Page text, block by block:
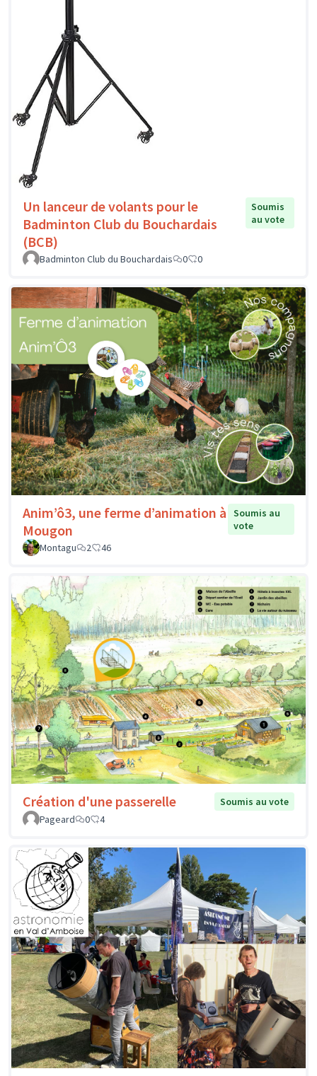
Un lanceur de volants pour le
Badminton Club du Bouchardais
(BCB)
Soumis
au vote
Badminton Club du Bouchardais 0 0
Anim’ô3, une ferme d’animation à
Mougon
Soumis au
vote
Montagu
2 46
Création d'une passerelle
Soumis au vote
Pageard
0 4